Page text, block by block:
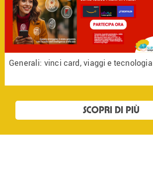
Generali: vinci card, viaggi e tecnologia
SCOPRI DI PIÙ